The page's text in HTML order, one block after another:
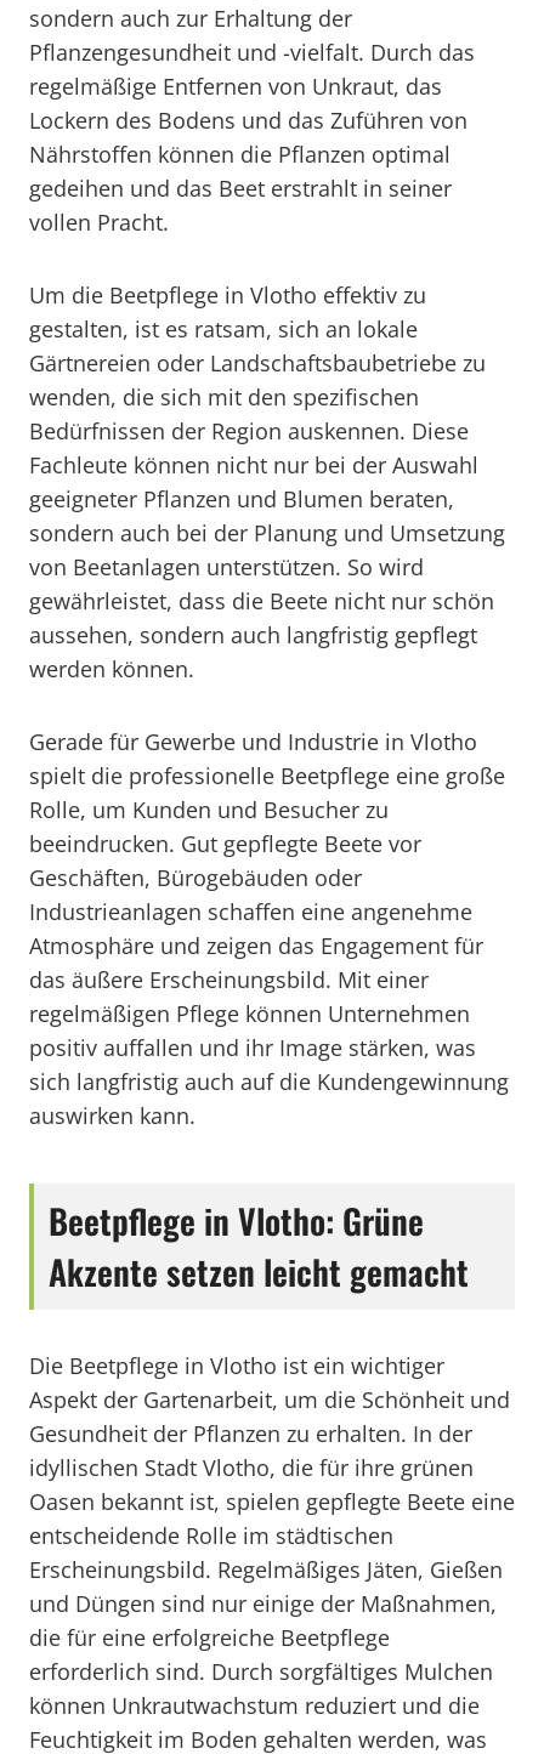
sondern auch zur Erhaltung der
Pflanzengesundheit und -vielfalt. Durch das
regelmäßige Entfernen von Unkraut, das
Lockern des Bodens und das Zuführen von
Nährstoffen können die Pflanzen optimal
gedeihen und das Beet erstrahlt in seiner
vollen Pracht.
Um die Beetpflege in Vlotho effektiv zu
gestalten, ist es ratsam, sich an lokale
Gärtnereien oder Landschaftsbaubetriebe zu
wenden, die sich mit den spezifischen
Bedürfnissen der Region auskennen. Diese
Fachleute können nicht nur bei der Auswahl
geeigneter Pflanzen und Blumen beraten,
sondern auch bei der Planung und Umsetzung
von Beetanlagen unterstützen. So wird
gewährleistet, dass die Beete nicht nur schön
aussehen, sondern auch langfristig gepflegt
werden können.
Gerade für Gewerbe und Industrie in Vlotho
spielt die professionelle Beetpflege eine große
Rolle, um Kunden und Besucher zu
beeindrucken. Gut gepflegte Beete vor
Geschäften, Bürogebäuden oder
Industrieanlagen schaffen eine angenehme
Atmosphäre und zeigen das Engagement für
das äußere Erscheinungsbild. Mit einer
regelmäßigen Pflege können Unternehmen
positiv auffallen und ihr Image stärken, was
sich langfristig auch auf die Kundengewinnung
auswirken kann.
Beetpflege in Vlotho: Grüne
Akzente setzen leicht gemacht
Die Beetpflege in Vlotho ist ein wichtiger
Aspekt der Gartenarbeit, um die Schönheit und
Gesundheit der Pflanzen zu erhalten. In der
idyllischen Stadt Vlotho, die für ihre grünen
Oasen bekannt ist, spielen gepflegte Beete eine
entscheidende Rolle im städtischen
Erscheinungsbild. Regelmäßiges Jäten, Gießen
und Düngen sind nur einige der Maßnahmen,
die für eine erfolgreiche Beetpflege
erforderlich sind. Durch sorgfältiges Mulchen
können Unkrautwachstum reduziert und die
Feuchtigkeit im Boden gehalten werden, was